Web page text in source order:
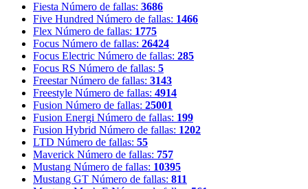
Fiesta Número de fallas: 3686
Five Hundred Número de fallas: 1466
Flex Número de fallas: 1775
Focus Número de fallas: 26424
Focus Electric Número de fallas: 285
Focus RS Número de fallas: 5
Freestar Número de fallas: 3143
Freestyle Número de fallas: 4914
Fusion Número de fallas: 25001
Fusion Energi Número de fallas: 199
Fusion Hybrid Número de fallas: 1202
LTD Número de fallas: 55
Maverick Número de fallas: 757
Mustang Número de fallas: 10395
Mustang GT Número de fallas: 811